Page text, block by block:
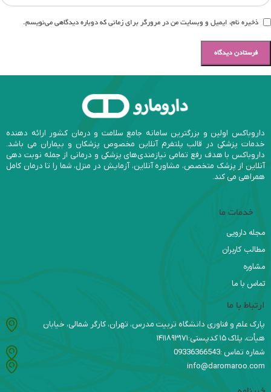
ذخیره نام، ایمیل و وبسایت من در مرورگر برای زمانی که دوباره دیدگاهی می‌نویسم.
داروباکس اولین و بزرگترین سامانه جامع سلامت و درمان کشور ارائه دهنده
خدمات پزشکی در قالب پلتفرم آنلاین مخصوص پزشکان و بیماران می باشد.
داروباکس با هدف رفع تمامی نیازمندی‌های پزشکی و درمانی از جمله نوبت دهی
آنلاین از پزشک متخصص، مشاوره آنلاین، آزمایش در منزل، شما را تا درمان کامل
همراهی می کند.
خدمات ما
مجله دارویی
مطالب کاربران
مشاوره
تماس با ما
ارتباط با ما
پارک علم و فناوری دانشگاه تربیت مدرس، تهران، کارگر شمالی، خیابان
هیأت، پلاک ۱۵ کدپستی:۱۴۱۱۸۹۳۱۷۱
شماره تماس :09336366543
info@daromaroo.com